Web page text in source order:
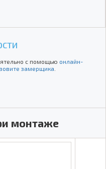
с помощью онлайн-
замерщика
монтаже